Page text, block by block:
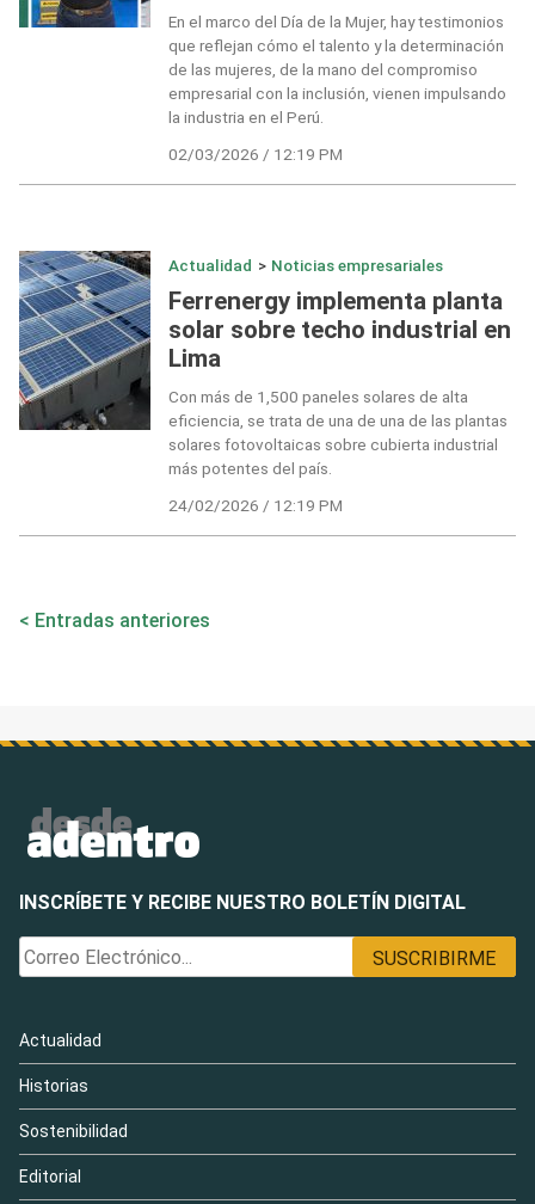
En el marco del Día de la Mujer, hay testimonios
que reflejan cómo el talento y la determinación
de las mujeres, de la mano del compromiso
empresarial con la inclusión, vienen impulsando
la industria en el Perú.
02/03/2026 / 12:19 PM
Actualidad > Noticias empresariales
Ferrenergy implementa planta
solar sobre techo industrial en
Lima
Con más de 1,500 paneles solares de alta
eficiencia, se trata de una de una de las plantas
solares fotovoltaicas sobre cubierta industrial
más potentes del país.
24/02/2026 / 12:19 PM
Navegación
Entradas anteriores
INSCRÍBETE Y RECIBE NUESTRO BOLETÍN DIGITAL
Actualidad
Historias
Sostenibilidad
Editorial